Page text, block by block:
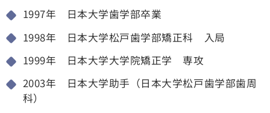
1997年 日本大学歯学部卒業
1998年 日本大学松戸歯学部矯正科 入局
1999年 日本大学大学院矯正学 専攻
2003年 日本大学助手（日本大学松戸歯学部歯周
科）